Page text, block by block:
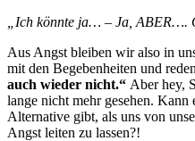
„Ich könnte ja… – Ja,
Aus Angst bleiben wir also in
mit den Begebenheiten und
auch wieder nicht.“ Aber hey,
lange nicht mehr gesehen. Kann
Alternative gibt, als uns von
Angst leiten zu lassen?!